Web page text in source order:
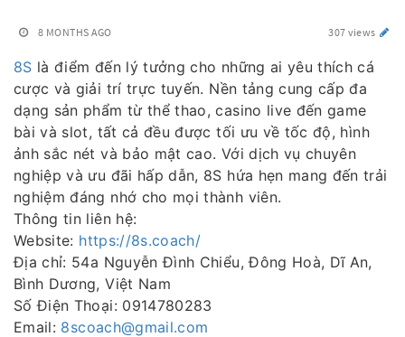
8 MONTHS AGO 307 views
8S là điểm đến lý tưởng cho những ai yêu thích cá
cược và giải trí trực tuyến. Nền tảng cung cấp đa
dạng sản phẩm từ thể thao, casino live đến game
bài và slot, tất cả đều được tối ưu về tốc độ, hình
ảnh sắc nét và bảo mật cao. Với dịch vụ chuyên
nghiệp và ưu đãi hấp dẫn, 8S hứa hẹn mang đến trải
nghiệm đáng nhớ cho mọi thành viên.
Thông tin liên hệ:
Website: https://8s.coach/
Địa chỉ: 54a Nguyễn Đình Chiểu, Đông Hoà, Dĩ An,
Bình Dương, Việt Nam
Số Điện Thoại: 0914780283
Email: 8scoach@gmail.com